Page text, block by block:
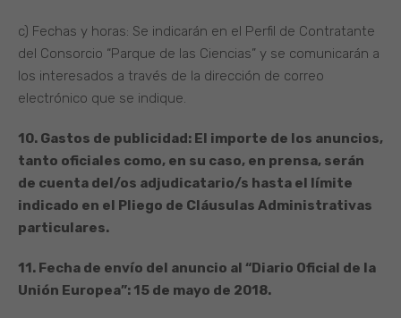
c) Fechas y horas: Se indicarán en el Perfil de Contratante
del Consorcio “Parque de las Ciencias” y se comunicarán a
los interesados a través de la dirección de correo
electrónico que se indique.
10. Gastos de publicidad: El importe de los anuncios,
tanto oficiales como, en su caso, en prensa, serán
de cuenta del/os adjudicatario/s hasta el límite
indicado en el Pliego de Cláusulas Administrativas
particulares.
11. Fecha de envío del anuncio al “Diario Oficial de la
Unión Europea”: 15 de mayo de 2018.